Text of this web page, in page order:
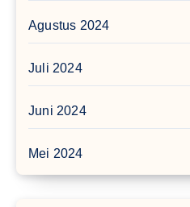
Agustus 2024
Juli 2024
Juni 2024
Mei 2024